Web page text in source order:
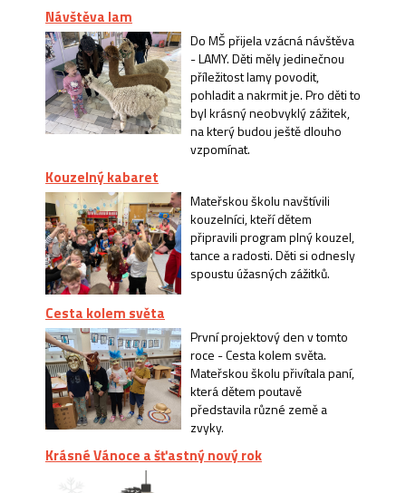
Návštěva lam
Do MŠ přijela vzácná návštěva
- LAMY. Děti měly jedinečnou
příležitost lamy povodit,
pohladit a nakrmit je. Pro děti to
byl krásný neobvyklý zážitek,
na který budou ještě dlouho
vzpomínat.
Kouzelný kabaret
Mateřskou školu navštívili
kouzelníci, kteří dětem
připravili program plný kouzel,
tance a radosti. Děti si odnesly
spoustu úžasných zážitků.
Cesta kolem světa
První projektový den v tomto
roce - Cesta kolem světa.
Mateřskou školu přivítala paní,
která dětem poutavě
představila různé země a
zvyky.
Krásné Vánoce a šťastný nový rok